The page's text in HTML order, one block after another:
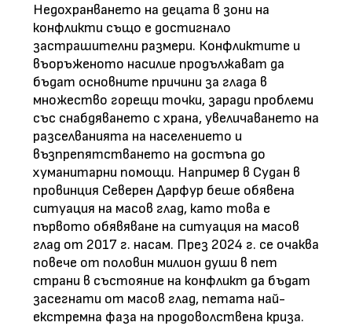
Недохранването на децата в зони на
конфликти също е достигнало
застрашителни размери. Конфликтите и
въоръженото насилие продължават да
бъдат основните причини за глада в
множество горещи точки, заради проблеми
със снабдяването с храна, увеличаването на
разселванията на населението и
възпрепятстването на достъпа до
хуманитарни помощи. Например в Судан в
провинция Северен Дарфур беше обявена
ситуация на масов глад, като това е
първото обявяване на ситуация на масов
глад от 2017 г. насам. През 2024 г. се очаква
повече от половин милион души в пет
страни в състояние на конфликт да бъдат
засегнати от масов глад, петата най-
екстремна фаза на продоволствена криза.